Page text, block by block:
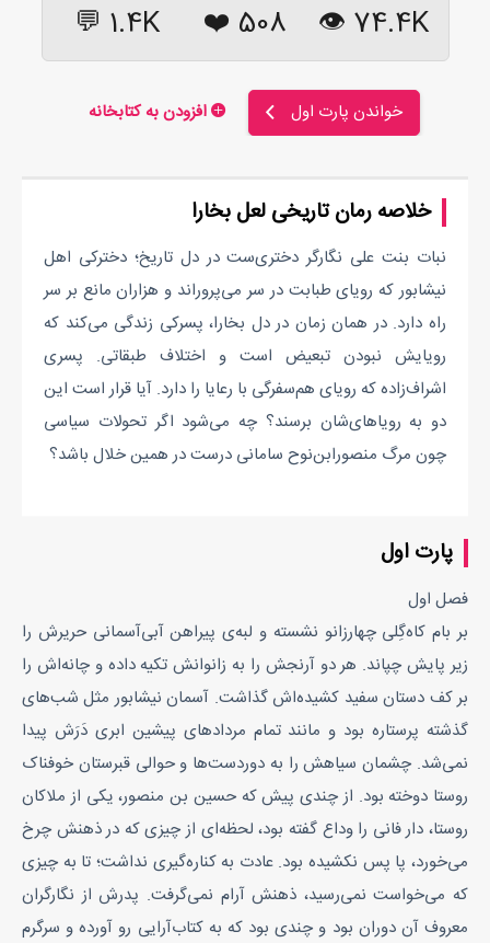
74.4K 👁
508
❤️
1.4K 💬
خواندن پارت اول افزودن به کتابخانه
خلاصه رمان تاریخی لعل بخارا
نبات‌ بنت علی نگارگر دختری‌ست در دل تاریخ؛ دخترکی اهل
نیشابور که رویای طبابت در سر می‌پروراند و هزاران مانع بر سر
راه دارد. در همان زمان در دل بخارا، پسرکی زندگی می‌کند که
رویایش نبودن تبعیض است و اختلاف طبقاتی. پسری
اشراف‌زاده که رویای هم‌سفرگی با رعایا را دارد. آیا قرار است این
دو به رویاهای‌شان برسند؟ چه می‌شود اگر تحولات سیاسی
چون مرگ منصورابن‌نوح سامانی درست در همین خلال باشد؟
پارت اول
فصل اول
بر بام کاه‌گِلی چهارزانو نشسته و لبه‌ی پیراهن آبی‌آسمانی حریرش را
زیر پایش چپاند. هر دو آرنجش را به زانوانش تکیه داده و چانه‌اش را
بر کف دستان سفید کشیده‌اش گذاشت. آسمان نیشابور مثل شب‌های
گذشته پرستاره بود و مانند تمام مردادهای پیشین ابری دَرَش پیدا
نمی‌شد. چشمان سیاهش را به دوردست‌ها و حوالی قبرستان خوفناک
روستا دوخته بود. از چندی پیش که حسین بن منصور، یکی از ملاکان
روستا، دار فانی را وداع گفته بود، لحظه‌ای از چیزی که در ذهنش چرخ
می‌خورد، پا پس نکشیده بود. عادت به کناره‌گیری نداشت؛ تا به چیزی
که می‌خواست نمی‌رسید، ذهنش آرام نمی‌گرفت. پدرش از نگارگران
معروف آن دوران بود و چندی بود که به کتاب‌آرایی رو آورده و سرگرم